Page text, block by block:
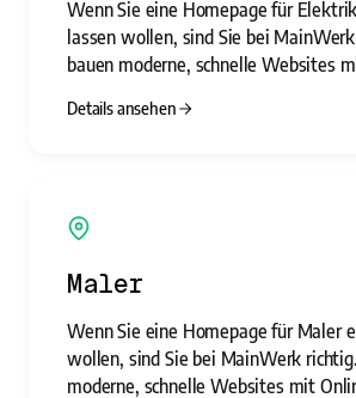
Wenn Sie eine Homepage für
lassen wollen, sind Sie bei
bauen moderne, schnelle Websites
Details ansehen
Maler
Wenn Sie eine Homepage für Maler
wollen, sind Sie bei MainWerk
moderne, schnelle Websites mit